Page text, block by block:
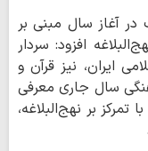
در آغاز سال مبنی بر
افزود: سردار
ایران، نیز قرآن و
سال جاری معرفی
بر نهج‌البلاغه،